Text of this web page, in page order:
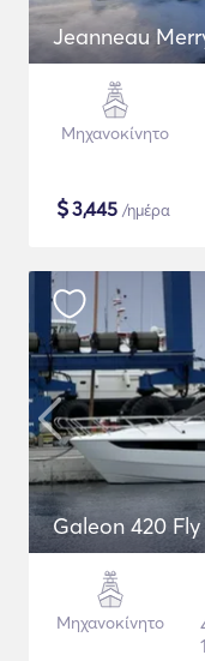
Jeanneau
Μηχανοκίνητο
$3,445 /ημέρα
Galeon 420 Fly
Μηχανοκίνητο